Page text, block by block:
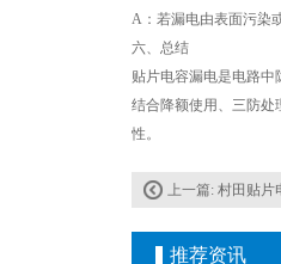
A：若漏电由表面污染
六、总结
贴片电容漏电是电路中
结合降额使用、三防处
性。
上一篇: 村田贴片
推荐资讯